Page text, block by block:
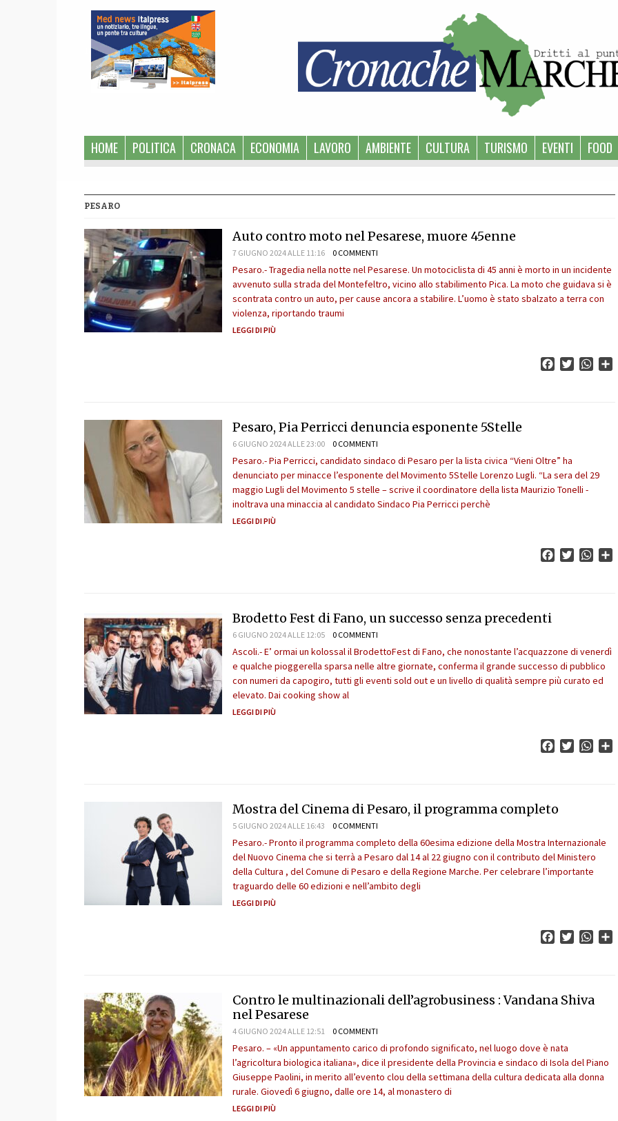
HOME POLITICA CRONACA ECONOMIA LAVORO AMBIENTE CULTURA TURISMO EVENTI FOOD
PESARO
Auto contro moto nel Pesarese, muore 45enne
7 GIUGNO 2024 ALLE 11:16 0 COMMENTI
Pesaro.- Tragedia nella notte nel Pesarese. Un motociclista di 45 anni è morto in un incidente
avvenuto sulla strada del Montefeltro, vicino allo stabilimento Pica. La moto che guidava si è
scontrata contro un auto, per cause ancora a stabilire. L’uomo è stato sbalzato a terra con
violenza, riportando traumi
LEGGI DI PIÙ
FacebookTwitter
Pesaro, Pia Perricci denuncia esponente 5Stelle
6 GIUGNO 2024 ALLE 23:00 0 COMMENTI
Pesaro.- Pia Perricci, candidato sindaco di Pesaro per la lista civica “Vieni Oltre” ha
denunciato per minacce l’esponente del Movimento 5Stelle Lorenzo Lugli. “La sera del 29
maggio Lugli del Movimento 5 stelle – scrive il coordinatore della lista Maurizio Tonelli -
inoltrava una minaccia al candidato Sindaco Pia Perricci perchè
LEGGI DI PIÙ
FacebookTwitter
Brodetto Fest di Fano, un successo senza precedenti
6 GIUGNO 2024 ALLE 12:05 0 COMMENTI
Ascoli.- E’ ormai un kolossal il BrodettoFest di Fano, che nonostante l’acquazzone di venerdì
e qualche pioggerella sparsa nelle altre giornate, conferma il grande successo di pubblico
con numeri da capogiro, tutti gli eventi sold out e un livello di qualità sempre più curato ed
elevato. Dai cooking show al
LEGGI DI PIÙ
FacebookTwitter
Mostra del Cinema di Pesaro, il programma completo
5 GIUGNO 2024 ALLE 16:43 0 COMMENTI
Pesaro.- Pronto il programma completo della 60esima edizione della Mostra Internazionale
del Nuovo Cinema che si terrà a Pesaro dal 14 al 22 giugno con il contributo del Ministero
della Cultura , del Comune di Pesaro e della Regione Marche. Per celebrare l’importante
traguardo delle 60 edizioni e nell’ambito degli
LEGGI DI PIÙ
FacebookTwitter
Contro le multinazionali dell’agrobusiness : Vandana Shiva
nel Pesarese
4 GIUGNO 2024 ALLE 12:51 0 COMMENTI
Pesaro. – «Un appuntamento carico di profondo significato, nel luogo dove è nata
l’agricoltura biologica italiana», dice il presidente della Provincia e sindaco di Isola del Piano
Giuseppe Paolini, in merito all’evento clou della settimana della cultura dedicata alla donna
rurale. Giovedì 6 giugno, dalle ore 14, al monastero di
LEGGI DI PIÙ